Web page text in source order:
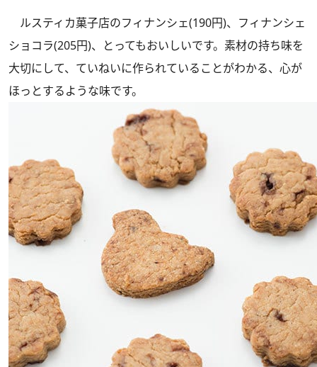
ルスティカ菓子店のフィナンシェ(190円)、フィナンシェ
ショコラ(205円)、とってもおいしいです。素材の持ち味を
大切にして、ていねいに作られていることがわかる、心が
ほっとするような味です。